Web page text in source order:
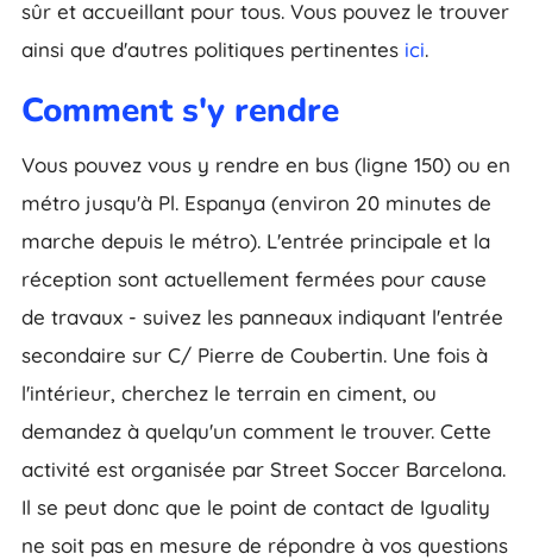
sûr et accueillant pour tous. Vous pouvez le trouver
ainsi que d'autres politiques pertinentes ici.
Comment s'y rendre
Vous pouvez vous y rendre en bus (ligne 150) ou en
métro jusqu'à Pl. Espanya (environ 20 minutes de
marche depuis le métro). L'entrée principale et la
réception sont actuellement fermées pour cause
de travaux - suivez les panneaux indiquant l'entrée
secondaire sur C/ Pierre de Coubertin. Une fois à
l'intérieur, cherchez le terrain en ciment, ou
demandez à quelqu'un comment le trouver. Cette
activité est organisée par Street Soccer Barcelona.
Il se peut donc que le point de contact de Iguality
ne soit pas en mesure de répondre à vos questions